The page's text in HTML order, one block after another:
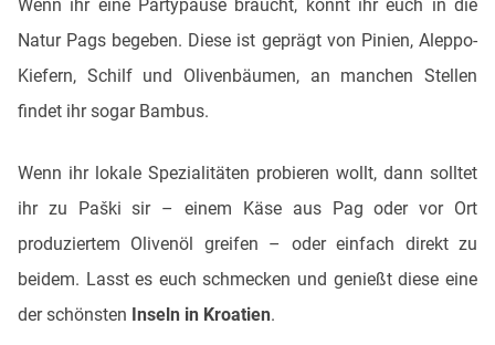
Wenn ihr eine Partypause braucht, könnt ihr euch in die
Natur Pags begeben. Diese ist geprägt von Pinien, Aleppo-
Kiefern, Schilf und Olivenbäumen, an manchen Stellen
findet ihr sogar Bambus.
Wenn ihr lokale Spezialitäten probieren wollt, dann solltet
ihr zu Paški sir – einem Käse aus Pag oder vor Ort
produziertem Olivenöl greifen – oder einfach direkt zu
beidem. Lasst es euch schmecken und genießt diese eine
der schönsten Inseln in Kroatien.